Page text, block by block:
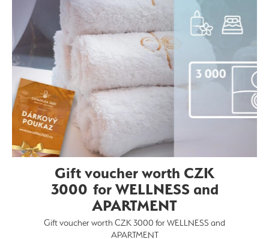
Gift voucher worth CZK
3000 for WELLNESS and
APARTMENT
Gift voucher worth CZK 3000 for WELLNESS and
APARTMENT